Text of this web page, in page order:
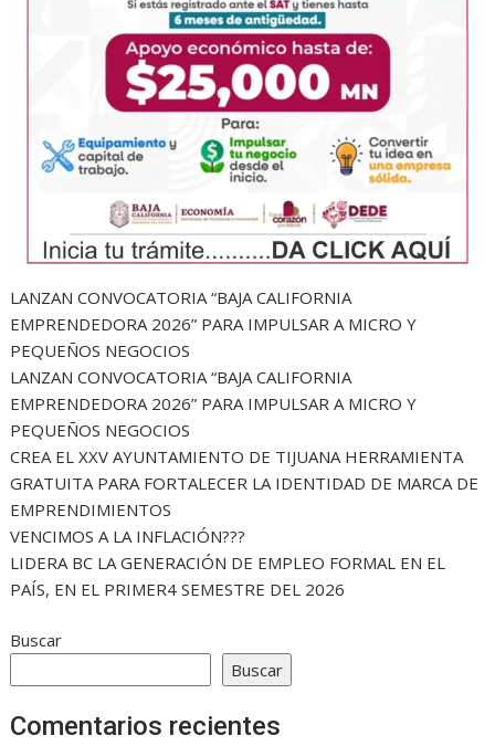
LANZAN CONVOCATORIA “BAJA CALIFORNIA
EMPRENDEDORA 2026” PARA IMPULSAR A MICRO Y
PEQUEÑOS NEGOCIOS
LANZAN CONVOCATORIA “BAJA CALIFORNIA
EMPRENDEDORA 2026” PARA IMPULSAR A MICRO Y
PEQUEÑOS NEGOCIOS
CREA EL XXV AYUNTAMIENTO DE TIJUANA HERRAMIENTA
GRATUITA PARA FORTALECER LA IDENTIDAD DE MARCA DE
EMPRENDIMIENTOS
VENCIMOS A LA INFLACIÓN???
LIDERA BC LA GENERACIÓN DE EMPLEO FORMAL EN EL
PAÍS, EN EL PRIMER4 SEMESTRE DEL 2026
Buscar
Buscar
Comentarios recientes